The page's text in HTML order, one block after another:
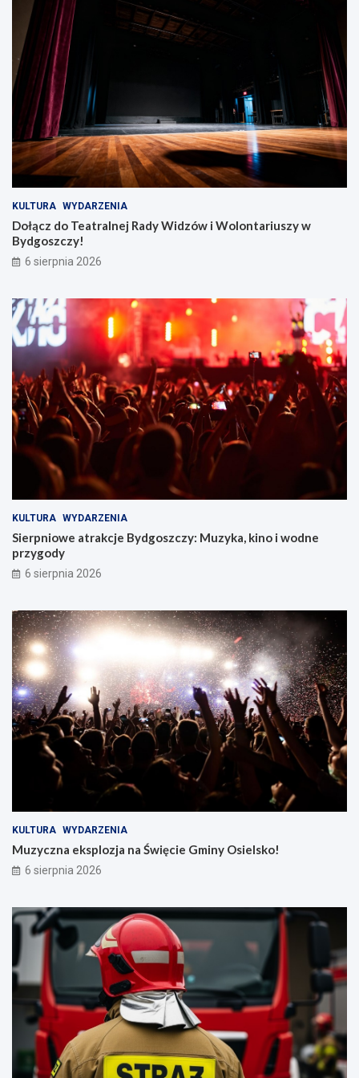
e
!o
n
r
i
u
s
z
y
w
B
y
o
s
z
c
z
y
!
KULTURA WYDARZENIA
Dołącz do Teatralnej Rady Widzów i Wolontariuszy w
Bydgoszczy!
6 sierpnia 2026
KULTURA WYDARZENIA
Sierpniowe atrakcje Bydgoszczy: Muzyka, kino i wodne
przygody
6 sierpnia 2026
KULTURA WYDARZENIA
Muzyczna eksplozja na Święcie Gminy Osielsko!
6 sierpnia 2026